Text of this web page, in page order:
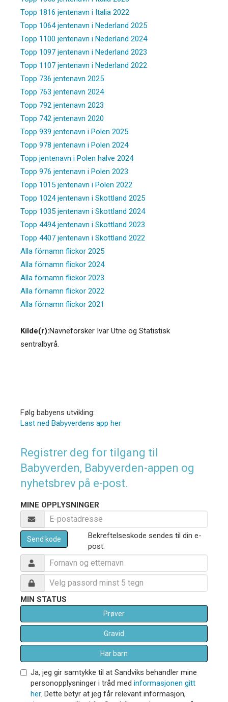
Topp 1816 jentenavn i Italia 2022
Topp 1064 jentenavn i Nederland 2025
Topp 1100 jentenavn i Nederland 2024
Topp 1097 jentenavn i Nederland 2023
Topp 1107 jentenavn i Nederland 2022
Topp 736 jentenavn 2025
Topp 763 jentenavn 2024
Topp 792 jentenavn 2023
Topp 742 jentenavn 2020
Topp 939 jentenavn i Polen 2025
Topp 978 jentenavn i Polen 2024
Topp jentenavn i Polen halve 2024
Topp 976 jentenavn i Polen 2023
Topp 1015 jentenavn i Polen 2022
Topp 1024 jentenavn i Skottland 2025
Topp 1035 jentenavn i Skottland 2024
Topp 4494 jentenavn i Skottland 2023
Topp 4407 jentenavn i Skottland 2022
Alla förnamn flickor 2025
Alla förnamn flickor 2024
Alla förnamn flickor 2023
Alla förnamn flickor 2022
Alla förnamn flickor 2021
Kilde(r):Navneforsker Ivar Utne og Statistisk
sentralbyrå.
Følg babyens utvikling:
Last ned Babyverdens app her
Registrer deg for tilgang til
Babyverden, Babyverden-appen og
nyhetsbrev på e-post.
MINE OPPLYSNINGER
Send kode
Bekreftelseskode sendes til din e-
post.
MIN STATUS
Prøver
Gravid
Har barn
Ja, jeg gir samtykke til at Sandviks behandler mine
personopplysninger i tråd med informasjonen gitt
her. Dette betyr at jeg får relevant informasjon,